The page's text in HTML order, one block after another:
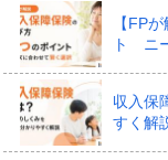
収入保障保険は、
定した家族などに
自身に収入があり
【FP
ト ニ
収入保
すく解